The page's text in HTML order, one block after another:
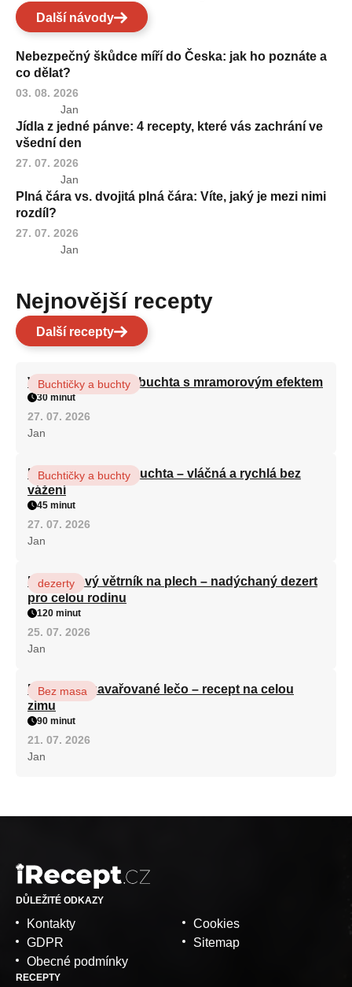
Další návody
Nebezpečný škůdce míří do Česka: jak ho poznáte a
co dělat?
03. 08. 2026
Jan
Jídla z jedné pánve: 4 recepty, které vás zachrání ve
všední den
27. 07. 2026
Jan
Plná čára vs. dvojitá plná čára: Víte, jaký je mezi nimi
rozdíl?
27. 07. 2026
Jan
Nejnovější recepty
Další recepty
Vláčná olejová litá buchta s mramorovým efektem
Buchtičky a buchty
30 minut
27. 07. 2026
Jan
Hrnková maková buchta – vláčná a rychlá bez
vážení
Buchtičky a buchty
45 minut
27. 07. 2026
Jan
Karamelový větrník na plech – nadýchaný dezert
pro celou rodinu
dezerty
120 minut
25. 07. 2026
Jan
Babiččino zavařované lečo – recept na celou
zimu
Bez masa
90 minut
21. 07. 2026
Jan
DŮLEŽITÉ ODKAZY
Kontakty
GDPR
Obecné podmínky
Cookies
Sitemap
RECEPTY